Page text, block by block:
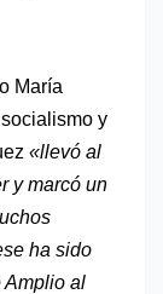
María
y
«llevó al
y marcó un
ha sido
Amplio al